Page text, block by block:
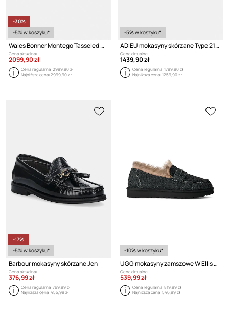
-30%
-5% w koszyku*
Wales Bonner Montego Tasseled mokasyny damskie zamszowe
Cena aktualna:
2099,90 zł
Cena regularna:2999,90 zł
Najniższa cena:2999,90 zł
-5% w koszyku*
ADIEU mokasyny skórzane Type 218
Cena aktualna:
1439,90 zł
Cena regularna:1799,90 zł
Najniższa cena:1259,90 zł
-17%
-5% w koszyku*
Barbour mokasyny skórzane Jen
Cena aktualna:
376,99 zł
Cena regularna:769,99 zł
Najniższa cena:455,99 zł
-10% w koszyku*
UGG mokasyny zamszowe W Ellis Loafer
Cena aktualna:
539,99 zł
Cena regularna:819,99 zł
Najniższa cena:546,99 zł